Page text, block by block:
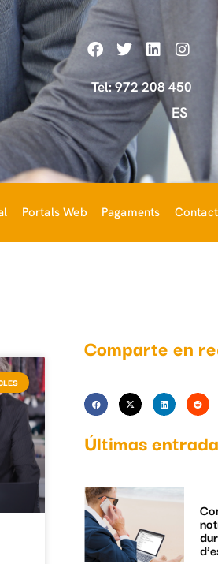
Tel: 972 208 450
ES
Portals Web Pagaments
Comparte en
Últimas